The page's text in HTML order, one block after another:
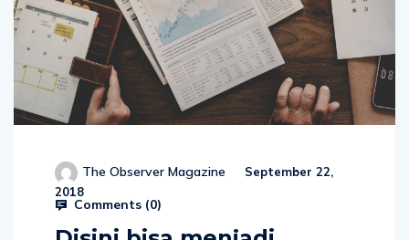
The Observer Magazine
September 22,
2018
Comments (0)